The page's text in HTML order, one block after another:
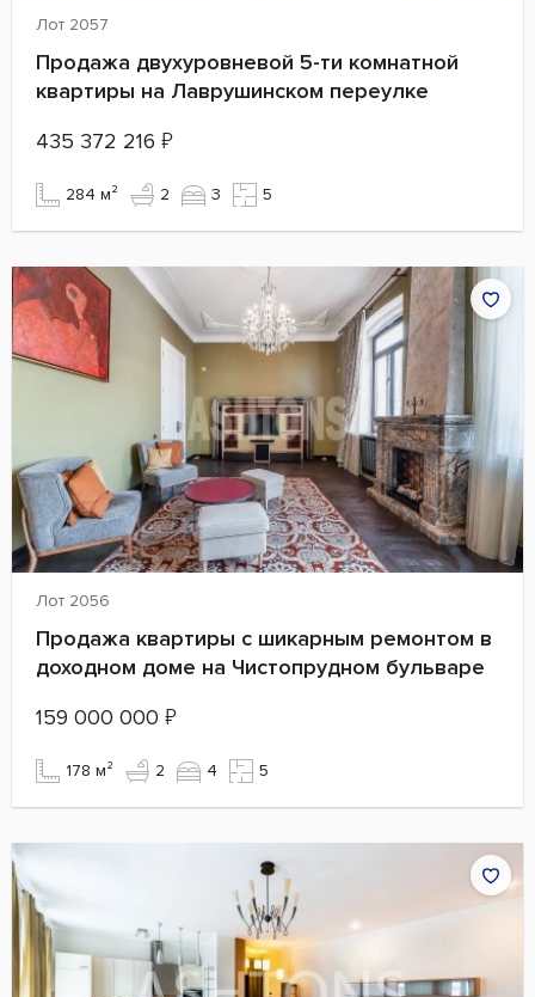
Лот 2057
Продажа двухуровневой 5-ти комнатной
квартиры на Лаврушинском переулке
435 372 216 ₽
284 м² 2 3 5
Лот 2056
Продажа квартиры с шикарным ремонтом в
доходном доме на Чистопрудном бульваре
159 000 000 ₽
178 м² 2 4 5